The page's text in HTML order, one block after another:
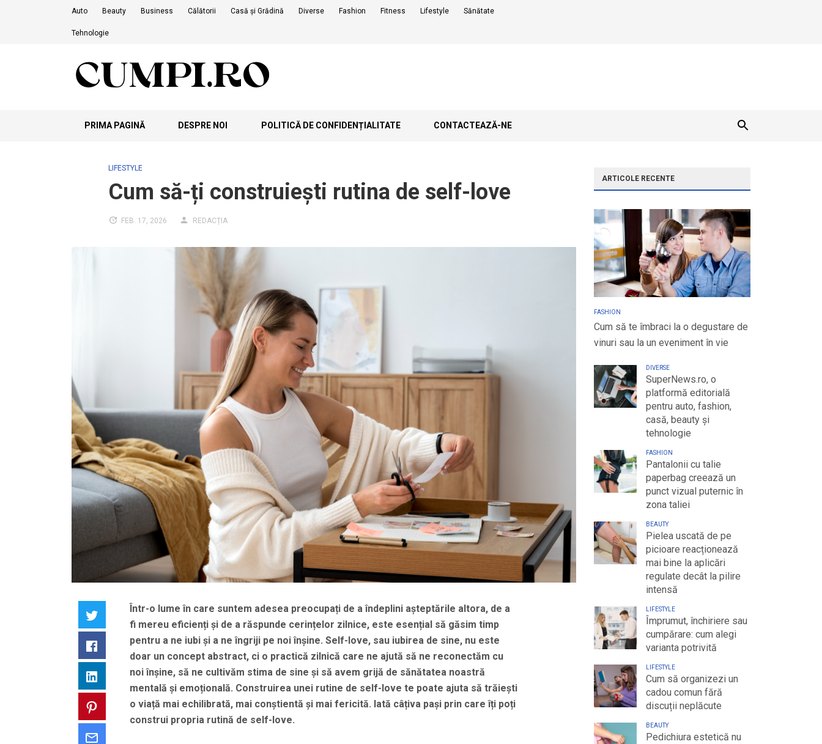
Auto Beauty Business Călătorii Casă și Grădină Diverse Fashion Fitness Lifestyle Sănătate
Tehnologie
PRIMA PAGINĂ DESPRE NOI POLITICĂ DE CONFIDENȚIALITATE CONTACTEAZĂ-NE
LIFESTYLE
Cum să-ți construiești rutina de self-love
FEB. 17, 2026 REDACȚIA
Facebook
LinkedIn
Pinterest
Într-o lume în care suntem adesea preocupați de a îndeplini așteptările altora, de a
fi mereu eficienți și de a răspunde cerințelor zilnice, este esențial să găsim timp
pentru a ne iubi și a ne îngriji pe noi înșine. Self-love, sau iubirea de sine, nu este
doar un concept abstract, ci o practică zilnică care ne ajută să ne reconectăm cu
noi înșine, să ne cultivăm stima de sine și să avem grijă de sănătatea noastră
mentală și emoțională. Construirea unei rutine de self-love te poate ajuta să trăiești
o viață mai echilibrată, mai conștientă și mai fericită. Iată câțiva pași prin care îți poți
construi propria rutină de self-love.
ARTICOLE RECENTE
FASHION
Cum să te îmbraci la o degustare de
vinuri sau la un eveniment în vie
DIVERSE
SuperNews.ro, o
platformă editorială
pentru auto, fashion,
casă, beauty și
tehnologie
FASHION
Pantalonii cu talie
paperbag creează un
punct vizual puternic în
zona taliei
BEAUTY
Pielea uscată de pe
picioare reacționează
mai bine la aplicări
regulate decât la pilire
intensă
LIFESTYLE
Împrumut, închiriere sau
cumpărare: cum alegi
varianta potrivită
LIFESTYLE
Cum să organizezi un
cadou comun fără
discuții neplăcute
BEAUTY
Pedichiura estetică nu